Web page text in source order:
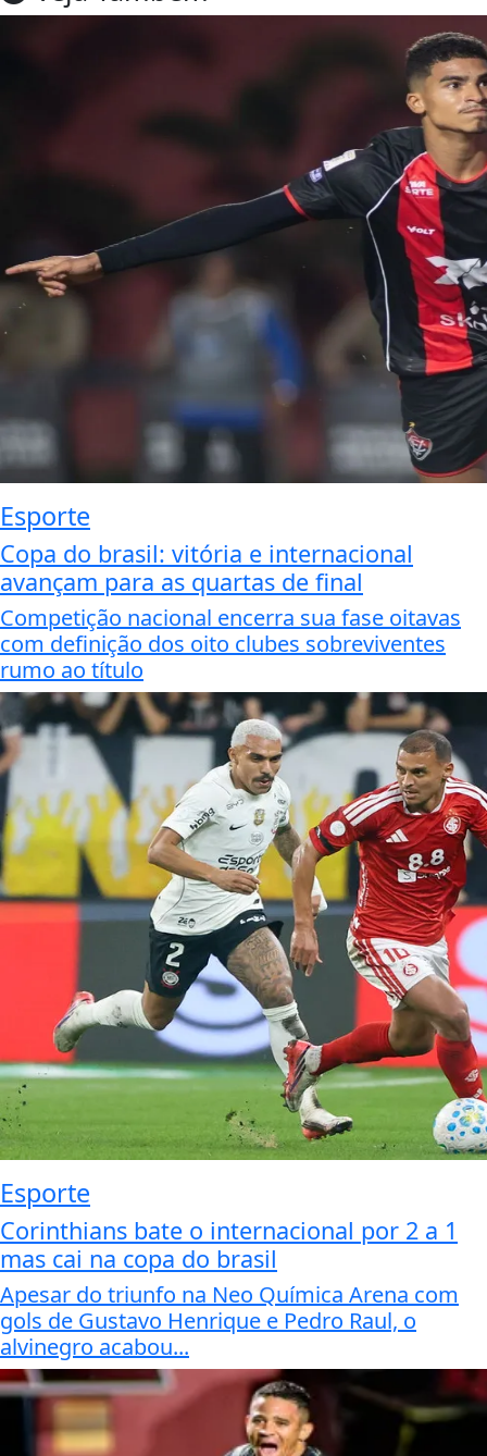
Esporte
Copa do brasil: vitória e internacional
avançam para as quartas de final
Competição nacional encerra sua fase oitavas
com definição dos oito clubes sobreviventes
rumo ao título
Esporte
Corinthians bate o internacional por 2 a 1
mas cai na copa do brasil
Apesar do triunfo na Neo Química Arena com
gols de Gustavo Henrique e Pedro Raul, o
alvinegro acabou...